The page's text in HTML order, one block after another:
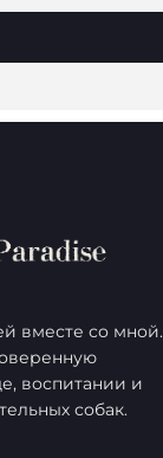
вместе со мной.
воспитании и
собак.